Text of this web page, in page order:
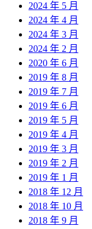
2024 年 5 月
2024 年 4 月
2024 年 3 月
2024 年 2 月
2020 年 6 月
2019 年 8 月
2019 年 7 月
2019 年 6 月
2019 年 5 月
2019 年 4 月
2019 年 3 月
2019 年 2 月
2019 年 1 月
2018 年 12 月
2018 年 10 月
2018 年 9 月